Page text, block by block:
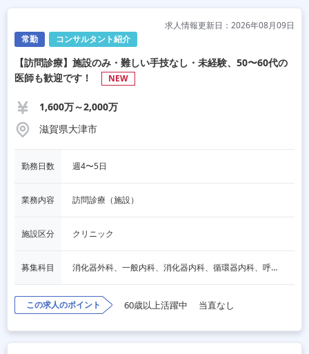
常勤 コンサルタント紹介
求人情報更新日：2026年08月09日
【訪問診療】施設のみ・難しい手技なし・未経験、50〜60代の
医師も歓迎です！
NEW
1,600万～2,000万
滋賀県大津市
勤務日数 週4〜5日
業務内容 訪問診療（施設）
施設区分 クリニック
募集科目 消化器外科、一般内科、消化器内科、循環器内科、呼吸器内科、血液内科、心療内科、脳神経内科、内分泌内科、老人内科、一般外科、心臓外科、呼吸器外科、脳神経外科、整形外科、形成外科、リハビリテーション科
この求人のポイント 60歳以上活躍中 当直なし